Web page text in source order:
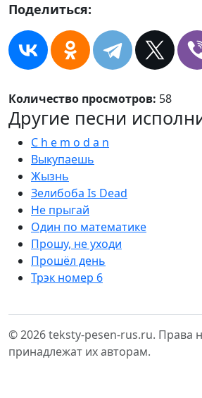
Поделиться:
Количество просмотров: 58
Другие песни
C h e m o d a n
Выкупаешь
Жызнь
Зелибоба Is Dead
Не прыгай
Один по математике
Прошу, не уходи
Прошёл день
Трэк номер 6
© 2026 teksty-pesen-rus.ru. Права
принадлежат их авторам.